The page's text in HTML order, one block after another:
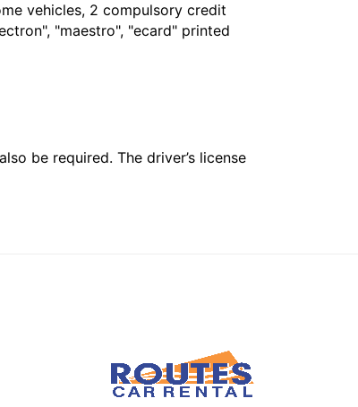
vehicles, 2 compulsory credit
"maestro", "ecard" printed
be required. The driver’s license